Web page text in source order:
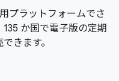
プラットフォームでさ
か国で電子版の定期
きます。